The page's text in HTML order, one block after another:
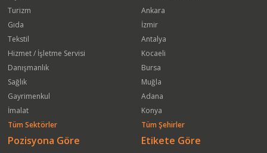
Turizm
Gıda
Tekstil
Hizmet / İşletme Servisi
Danışmanlık
Sağlık
Gayrimenkul
İmalat
Tüm Sektörler
Ankara
İzmir
Antalya
Kocaeli
Bursa
Muğla
Adana
Konya
Tüm Şehirler
Pozisyona Göre Etikete Göre